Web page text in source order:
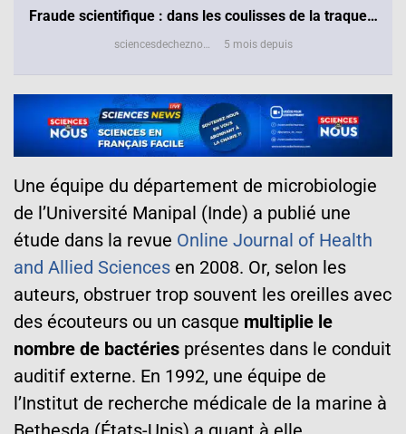
Fraude scientifique : dans les coulisses de la traque…
sciencesdecheznous@gmail.com 5 mois depuis
Une équipe du département de microbiologie
de l’Université Manipal (Inde) a publié une
étude dans la revue Online Journal of Health
and Allied Sciences en 2008. Or, selon les
auteurs, obstruer trop souvent les oreilles avec
des écouteurs ou un casque multiplie le
nombre de bactéries présentes dans le conduit
auditif externe. En 1992, une équipe de
l’Institut de recherche médicale de la marine à